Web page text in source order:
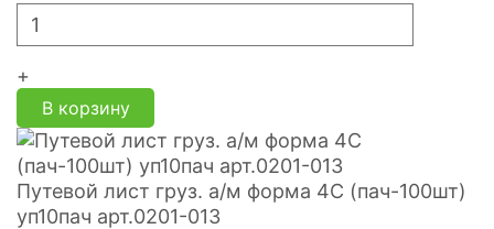
+
В корзину
Путевой лист груз. а/м форма 4С (пач-100шт)
уп10пач арт.0201-013